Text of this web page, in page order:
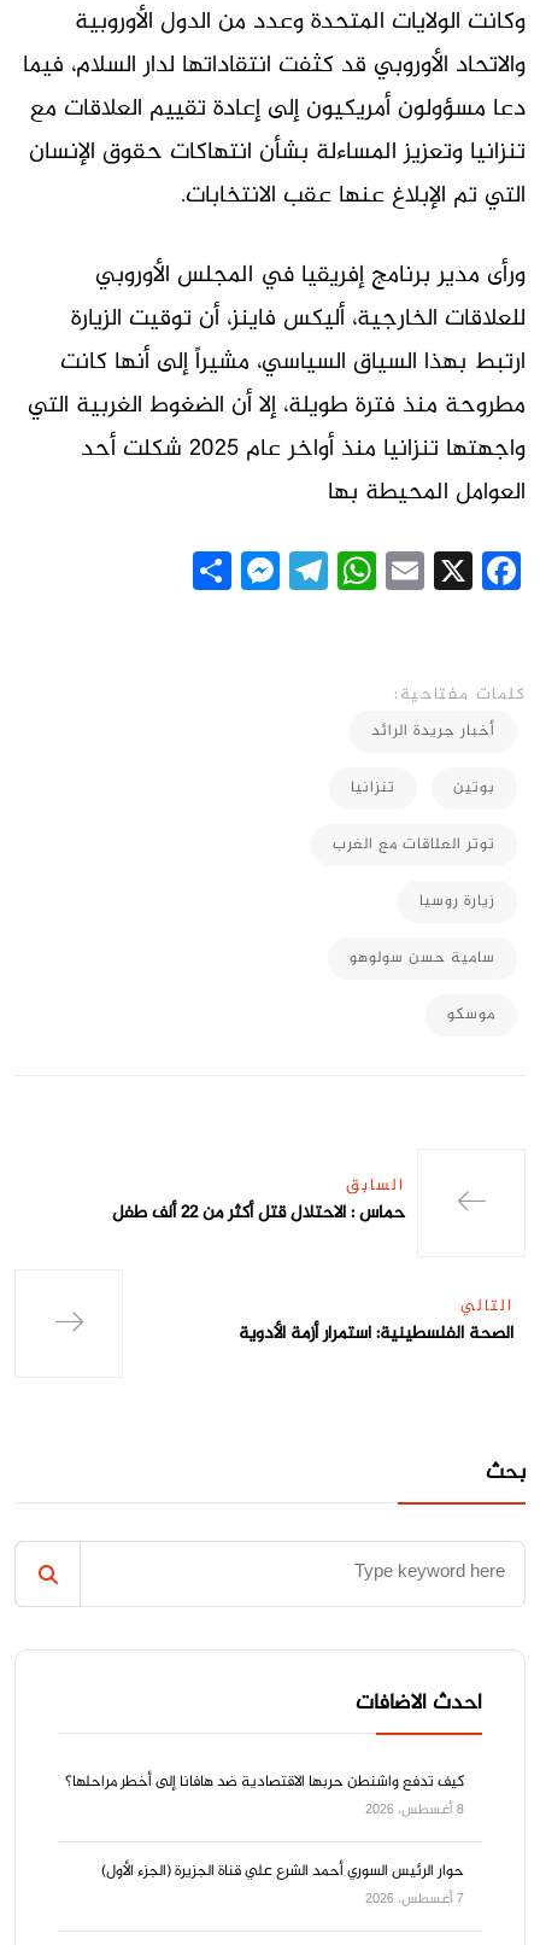
وكانت الولايات المتحدة وعدد من الدول الأوروبية
والاتحاد الأوروبي قد كثفت انتقاداتها لدار السلام، فيما
دعا مسؤولون أمريكيون إلى إعادة تقييم العلاقات مع
تنزانيا وتعزيز المساءلة بشأن انتهاكات حقوق الإنسان
التي تم الإبلاغ عنها عقب الانتخابات.
ورأى مدير برنامج إفريقيا في المجلس الأوروبي
للعلاقات الخارجية، أليكس فاينز، أن توقيت الزيارة
ارتبط بهذا السياق السياسي، مشيراً إلى أنها كانت
مطروحة منذ فترة طويلة، إلا أن الضغوط الغربية التي
واجهتها تنزانيا منذ أواخر عام 2025 شكلت أحد
العوامل المحيطة بها
Facebook
X
Email
WhatsApp
Telegram
Messenger
كلمات مفتاحية:
أخبار جريدة الرائد
بوتين تنزانيا
توتر العلاقات مع الغرب
زيارة روسيا
سامية حسن سولوهو
موسكو
السابق
حماس : الاحتلال قتل أكثر من 22 ألف طفل
التالي
الصحة الفلسطينية: استمرار أزمة الأدوية
بحث
احدث الاضافات
كيف تدفع واشنطن حربها الاقتصادية ضد هافانا إلى أخطر مراحلها؟
8 أغسطس، 2026
حوار الرئيس السوري أحمد الشرع علي قناة الجزيرة (الجزء الأول)
7 أغسطس، 2026